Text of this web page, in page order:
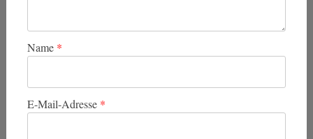
Name *
E-Mail-Adresse *